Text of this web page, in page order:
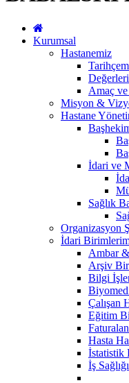
Kurumsal
Hastanemiz
Amaç
Misyon &
Hastane
İdari ve
Sağlık
Organizasyon
İdari
Ambar
Arşiv
Bilgi
Çalışan
Eğitim
Hasta
İstatistik
İş